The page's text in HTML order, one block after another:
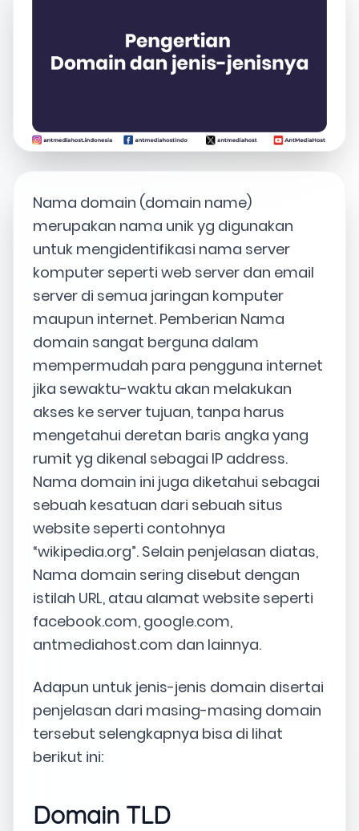
Nama domain (domain name)
merupakan nama unik yg digunakan
untuk mengidentifikasi nama server
komputer seperti web server dan email
server di semua jaringan komputer
maupun internet. Pemberian Nama
domain sangat berguna dalam
mempermudah para pengguna internet
jika sewaktu-waktu akan melakukan
akses ke server tujuan, tanpa harus
mengetahui deretan baris angka yang
rumit yg dikenal sebagai IP address.
Nama domain ini juga diketahui sebagai
sebuah kesatuan dari sebuah situs
website seperti contohnya
“wikipedia.org”. Selain penjelasan diatas,
Nama domain sering disebut dengan
istilah URL, atau alamat website seperti
facebook.com, google.com,
antmediahost.com dan lainnya.
Adapun untuk jenis-jenis domain disertai
penjelasan dari masing-masing domain
tersebut selengkapnya bisa di lihat
berikut ini:
Domain TLD